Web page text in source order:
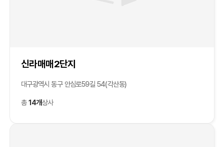
신라매매2단지
대구광역시 동구 안심로59길 54(각산동)
총14개상사